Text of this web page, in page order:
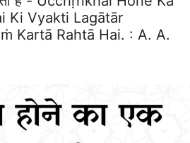
Ki Vyakti Lagātār
Kartā Rahtā Hai. : A. A.